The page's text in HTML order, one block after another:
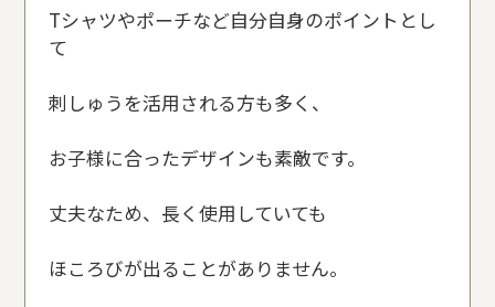
Tシャツやポーチなど自分自身のポイントとし
て
刺しゅうを活用される方も多く、
お子様に合ったデザインも素敵です。
丈夫なため、長く使用していても
ほころびが出ることがありません。